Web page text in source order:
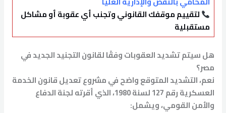
لتقييم موقفك القانوني وتجنب أي عقوبة أو مشاكل
مستقبلية
هل سيتم تشديد العقوبات وفقًا لقانون التجنيد الجديد في
مصر؟
نعم، التشديد المتوقع واضح في مشروع تعديل قانون الخدمة
العسكرية رقم 127 لسنة 1980، الذي أقرته لجنة الدفاع
والأمن القومي، ويشمل: